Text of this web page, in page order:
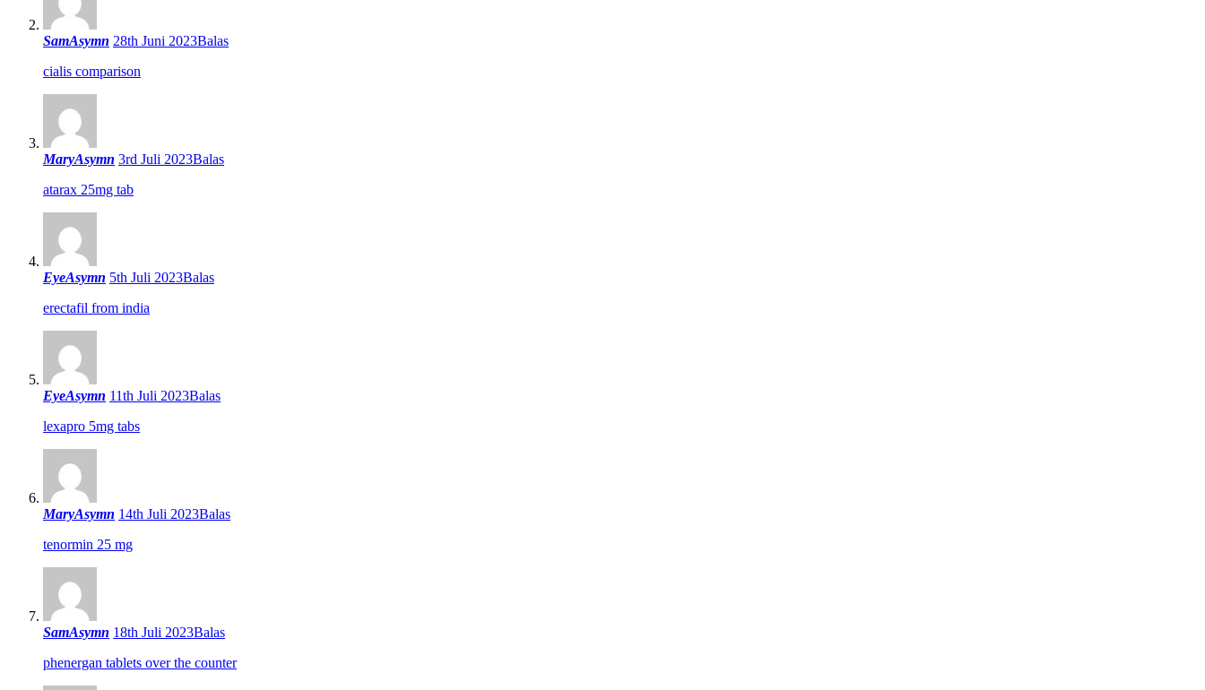
SamAsymn 28th Juni 2023Balas
cialis comparison
MaryAsymn 3rd Juli 2023Balas
atarax 25mg tab
EyeAsymn 5th Juli 2023Balas
erectafil from india
EyeAsymn 11th Juli 2023Balas
lexapro 5mg tabs
MaryAsymn 14th Juli 2023Balas
tenormin 25 mg
SamAsymn 18th Juli 2023Balas
phenergan tablets over the counter